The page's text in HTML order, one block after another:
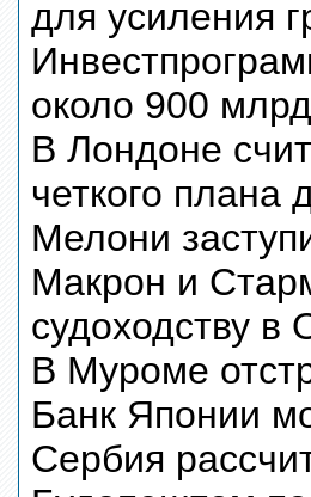
для усиления
около 900
В Лондоне
четкого плана
Мелони
Макрон и
судоходству в
В Муроме
Банк Японии
Сербия